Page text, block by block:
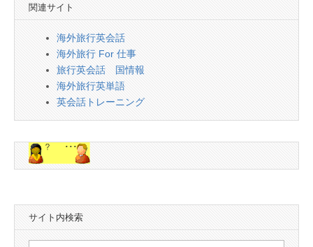
関連サイト
海外旅行英会話
海外旅行 For 仕事
旅行英会話 国情報
海外旅行英単語
英会話トレーニング
サイト内検索